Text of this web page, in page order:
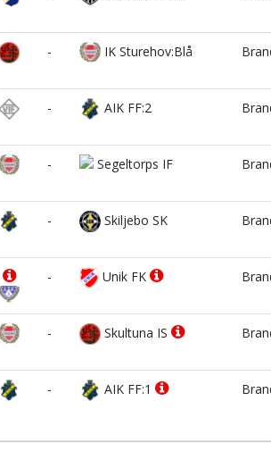
- IK Sturehov:Blå
- AIK FF:2
- Segeltorps IF
- Skiljebo SK
- Unik FK
- Skultuna IS
- AIK FF:1